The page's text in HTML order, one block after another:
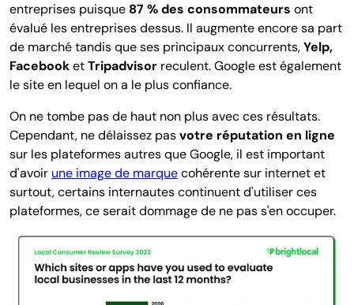
entreprises puisque 87 % des consommateurs ont
évalué les entreprises dessus. Il augmente encore sa part
de marché tandis que ses principaux concurrents,Yelp,
FacebooketTripadvisor reculent. Google est également
le site en lequel on a le plus confiance.
On ne tombe pas de haut non plus avec ces résultats.
Cependant, ne délaissez pasvotre réputation en ligne
sur les plateformes autres que Google, il est important
d'avoir une image de marquecohérente sur internet et
surtout, certains internautes continuent d'utiliser ces
plateformes, ce serait dommage de ne pas s'en occuper.